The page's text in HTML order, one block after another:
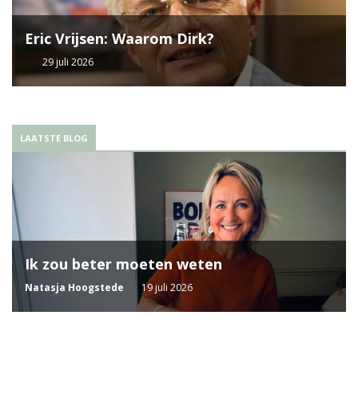
Eric Vrijsen: Waarom Dirk?
29 juli 2026
LAATSTE BLOG
Ik zou beter moeten weten
Natasja Hoogstede 19 juli 2026